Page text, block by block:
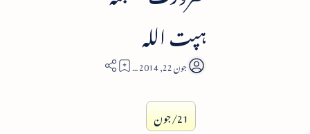
ہپت اللہ
1
21/جون